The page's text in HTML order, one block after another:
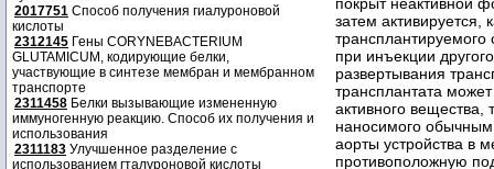
2017751 Способ получения гиалуроновой
кислоты
2312145 Гены CORYNEBACTERIUM
GLUTAMICUM, кодирующие белки,
участвующие в синтезе мембран и мембранном
транспорте
2311458 Белки вызывающие измененную
иммуногенную реакцию. Способ их получения и
использования
2311183 Улучшенное разделение с
использованием гталуроновой кислоты
покрыт неактивной
затем активируется,
трансплантируемого
при инъекции
развертывания
трансплантата
активного вещества,
наносимого
аорты устройства в
противоположную